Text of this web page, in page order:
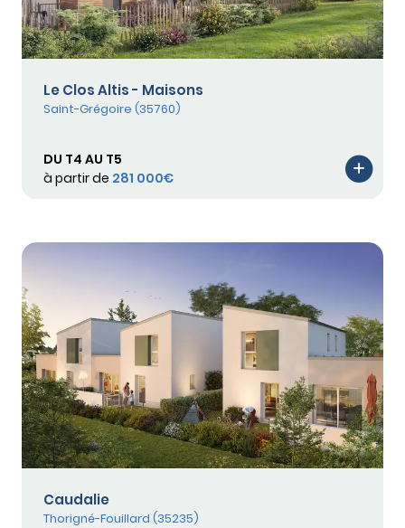
Le Clos Altis - Maisons
Saint-Grégoire (35760)
DU T4 AU T5
à partir de 281 000€
Caudalie
Thorigné-Fouillard (35235)